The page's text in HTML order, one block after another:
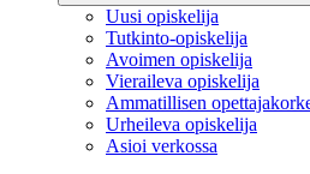
Uusi opiskelija
Tutkinto-opiskelija
Avoimen opiskelija
Vieraileva opiskelija
Ammatillisen
Urheileva opiskelija
Asioi verkossa